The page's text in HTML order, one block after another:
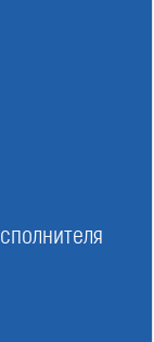
в
реестр
реестр
РТН.
ведут